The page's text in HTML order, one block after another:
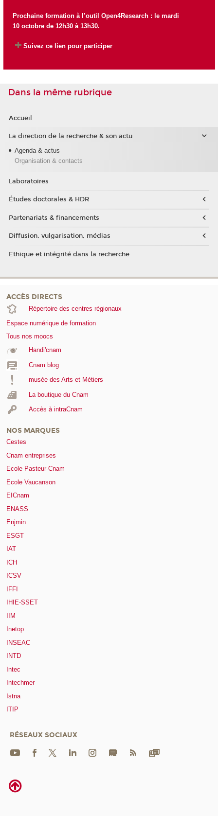
Prochaine formation à l’outil Open4Research : le mardi
10 octobre de 12h30 à 13h30.
Suivez ce lien pour participer
Dans la même rubrique
Accueil
La direction de la recherche & son actu
Agenda & actus
Organisation & contacts
Laboratoires
Études doctorales & HDR
Partenariats & financements
Diffusion, vulgarisation, médias
Ethique et intégrité dans la recherche
ACCÈS DIRECTS
Répertoire des centres régionaux
Espace numérique de formation
Tous nos moocs
Handi'cnam
Cnam blog
musée des Arts et Métiers
La boutique du Cnam
Accès à intraCnam
NOS MARQUES
Cestes
Cnam entreprises
Ecole Pasteur-Cnam
Ecole Vaucanson
EICnam
ENASS
Enjmin
ESGT
IAT
ICH
ICSV
IFFI
IHIE-SSET
IIM
Inetop
INSEAC
INTD
Intec
Intechmer
Istna
ITIP
RÉSEAUX SOCIAUX